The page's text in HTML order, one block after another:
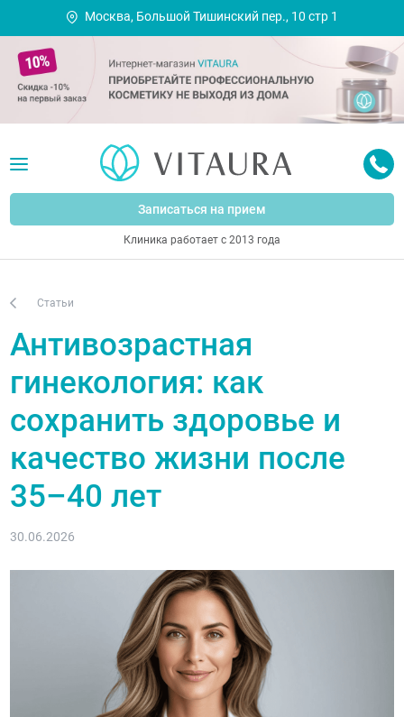
Москва, Большой Тишинский пер., 10 стр 1
Записаться на прием
Клиника работает с 2013 года
Статьи
Антивозрастная
гинекология: как
сохранить здоровье и
качество жизни после
35–40 лет
30.06.2026